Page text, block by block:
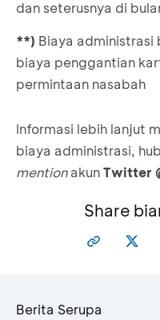
dan seterusnya di
**) Biaya administrasi
biaya penggantian
permintaan nasabah
Informasi lebih lanjut
biaya administrasi,
mentionakunTwitter
Share
Berita Serupa